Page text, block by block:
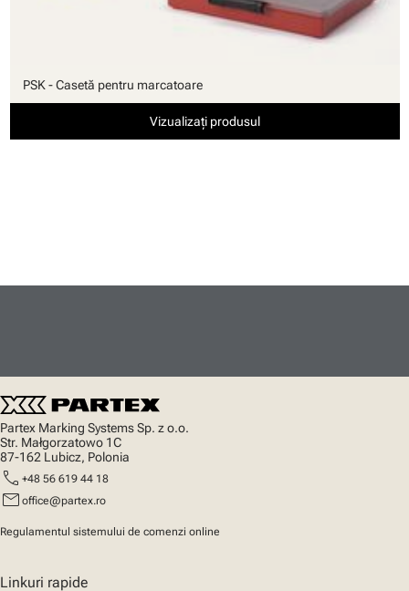
PSK - Casetă pentru marcatoare
Vizualizați produsul
Partex Marking Systems Sp. z o.o.
Str. Małgorzatowo 1C
87-162 Lubicz, Polonia
call +48 56 619 44 18
mail office@partex.ro
Regulamentul sistemului de comenzi online
Linkuri rapide